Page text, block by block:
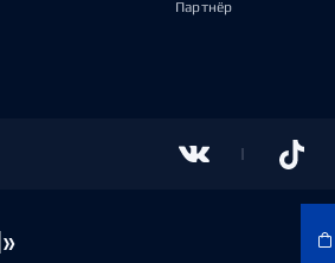
Партнёр